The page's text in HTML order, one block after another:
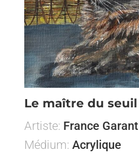
Le maître du seuil
Artiste: France Garant
Médium: Acrylique